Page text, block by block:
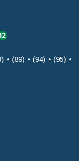
• (89) • (94) • (95) •